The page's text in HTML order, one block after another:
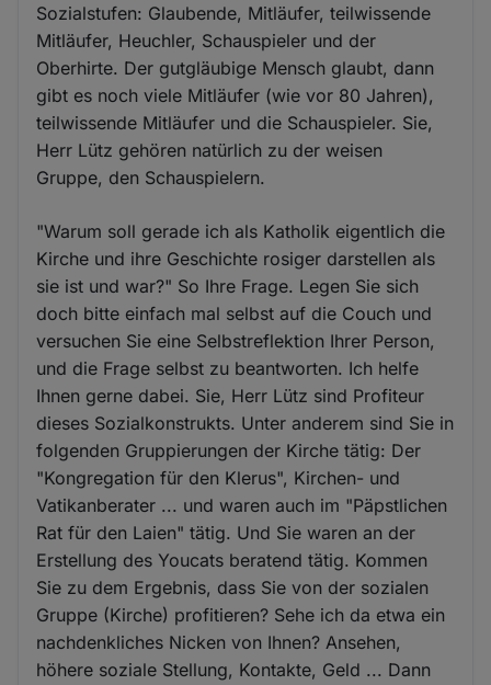
Sozialstufen: Glaubende, Mitläufer, teilwissende
Mitläufer, Heuchler, Schauspieler und der
Oberhirte. Der gutgläubige Mensch glaubt, dann
gibt es noch viele Mitläufer (wie vor 80 Jahren),
teilwissende Mitläufer und die Schauspieler. Sie,
Herr Lütz gehören natürlich zu der weisen
Gruppe, den Schauspielern.
"Warum soll gerade ich als Katholik eigentlich die
Kirche und ihre Geschichte rosiger darstellen als
sie ist und war?" So Ihre Frage. Legen Sie sich
doch bitte einfach mal selbst auf die Couch und
versuchen Sie eine Selbstreflektion Ihrer Person,
und die Frage selbst zu beantworten. Ich helfe
Ihnen gerne dabei. Sie, Herr Lütz sind Profiteur
dieses Sozialkonstrukts. Unter anderem sind Sie in
folgenden Gruppierungen der Kirche tätig: Der
"Kongregation für den Klerus", Kirchen- und
Vatikanberater ... und waren auch im "Päpstlichen
Rat für den Laien" tätig. Und Sie waren an der
Erstellung des Youcats beratend tätig. Kommen
Sie zu dem Ergebnis, dass Sie von der sozialen
Gruppe (Kirche) profitieren? Sehe ich da etwa ein
nachdenkliches Nicken von Ihnen? Ansehen,
höhere soziale Stellung, Kontakte, Geld ... Dann